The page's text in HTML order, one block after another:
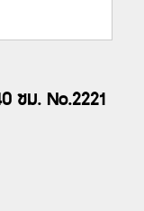
ซม. No.2221